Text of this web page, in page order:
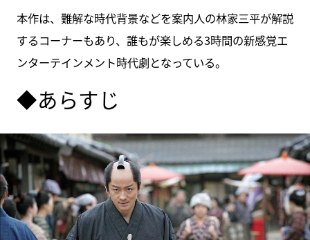
本作は、難解な時代背景などを案内人の林家三平が解説
するコーナーもあり、誰もが楽しめる3時間の新感覚エ
ンターテインメント時代劇となっている。
◆あらすじ